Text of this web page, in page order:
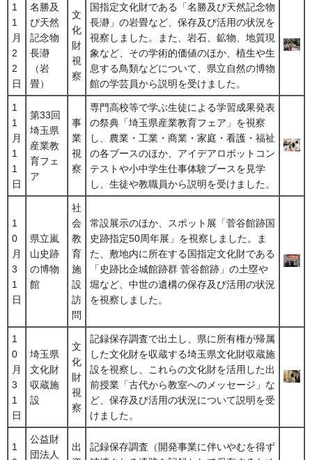
1
1
月
2
2
日
名勝及
び天然
記念物
長瀞
（岩
畳）
文
化
財
視
察
国指定文化財である「名勝及び天然記念物
長瀞」の岩畳など、保存及び活用の状況を
視察しました。また、岩石、鉱物、地質現
象など、その学術的価値のほか、植生や生
息する鳥類などについて、県立自然の博物
館の学芸員から説明を受けました。
1
1
月
1
1
日
第33回
埼玉県
産業教
育フェ
ア
事
業
視
察
専門高校等で学ぶ生徒による学習成果発表
の祭典「埼玉県産業教育フェア」を視察
し、農業・工業・商業・家庭・看護・福祉
の各ブースのほか、アイデアロボットコン
テストや小中学生仕事体験ブースを見学
し、生徒や教職員から説明を受けました。
1
0
月
3
1
日
県立嵐
山史跡
の博物
館
社
会
教
育
施
設
訪
問
常設展示のほか、スポット展「菅谷館跡国
史跡指定50周年展」を視察しました。ま
た、敷地内に所在する国指定文化財である
「史跡比企城館跡群 菅谷館跡」の土塁や
堀など、中世の遺構の保存及び活用の状況
を視察しました。
1
0
月
3
1
日
埼玉県
文化財
収蔵施
設
文
化
財
視
察
記録保存調査で出土し、県に所有権が帰属
した文化財を収蔵する埼玉県文化財収蔵施
設を視察し、これらの文化財を活用した出
前授業「古代から教室へのメッセージ」な
ど、保存及び活用の状況について説明を受
けました。
1
公益財
団法人
出
記録保存調査（開発事業に伴いやむを得ず